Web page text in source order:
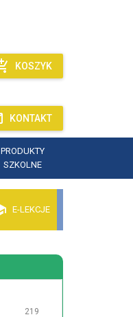
KOSZYK
KONTAKT
PRODUKTY
SZKOLNE
E-LEKCJE
219